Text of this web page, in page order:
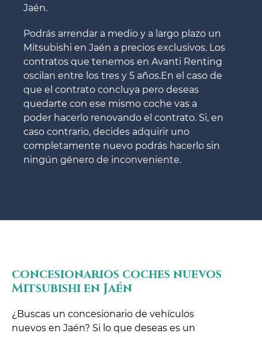
Jaén.
Podrás arrendar a medio y a largo plazo un
Mitsubishi en Jaén a precios exclusivos. Los
contratos que tenemos en Avanti Renting
oscilan entre los tres y 5 años.En el caso de
que el contrato concluya pero deseas
quedarte con ese mismo coche vas a
poder hacerlo renovando el contrato. Si, en
caso contrario, decides adquirir uno
completamente nuevo podrás hacerlo sin
ningún género de inconveniente.
concesionarios coches nuevos
Mitsubishi en Jaén
¿Buscas un concesionario de vehículos
nuevos en Jaén? Si lo que deseas es un